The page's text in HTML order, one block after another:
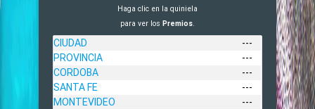
Haga clic en la quiniela
para ver los Premios.
CIUDAD
---
PROVINCIA
---
CORDOBA
---
SANTA FE
---
MONTEVIDEO
---